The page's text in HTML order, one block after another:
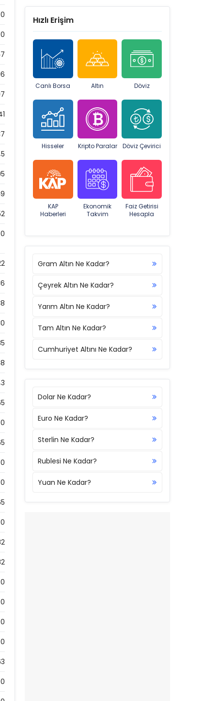
0
0
0
0
0
0
0
0
0
0
0
0
Hızlı Erişim
Canlı Borsa Altın Döviz
Hisseler Kripto Paralar Döviz Çevirici
KAP
Haberleri
Ekonomik
Takvim
Faiz Getirisi
Hesapla
Gram Altın Ne Kadar?
Çeyrek Altın Ne Kadar?
Yarım Altın Ne Kadar?
Tam Altın Ne Kadar?
Cumhuriyet Altını Ne Kadar?
Dolar Ne Kadar?
Euro Ne Kadar?
Sterlin Ne Kadar?
Rublesi Ne Kadar?
Yuan Ne Kadar?